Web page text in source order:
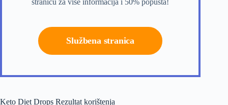
Službena stranica
Keto Diet Drops Rezultat korištenja